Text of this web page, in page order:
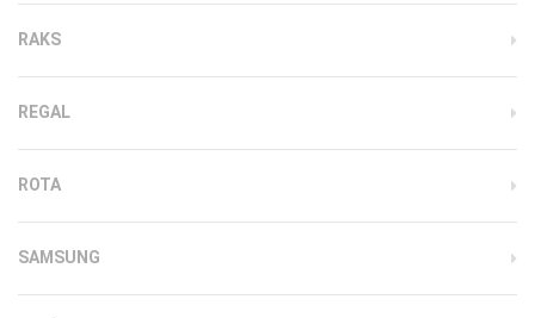
RAKS
REGAL
ROTA
SAMSUNG